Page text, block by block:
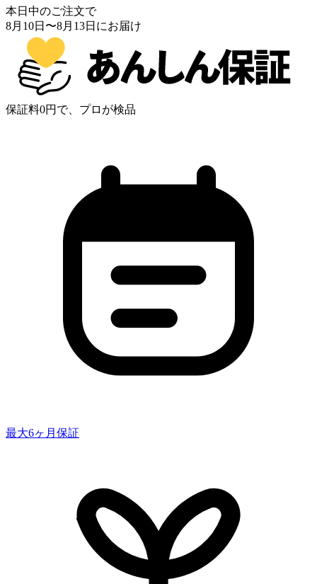
本日中のご注文で
8月10日 〜8月13日 にお届け
保証料0円で、プロが検品
最大6ヶ月保証